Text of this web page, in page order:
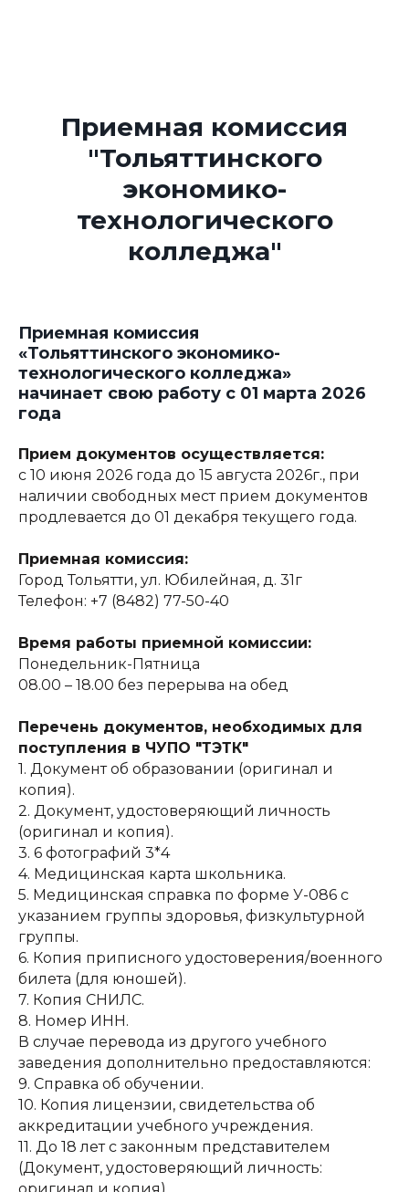
Приемная комиссия
"Тольяттинского
экономико-
технологического
колледжа"
Приемная комиссия
«Тольяттинского экономико-
технологического колледжа»
начинает свою работу с 01 марта 2026
года
Прием документов осуществляется:
с 10 июня 2026 года до 15 августа 2026г., при
наличии свободных мест прием документов
продлевается до 01 декабря текущего года.
Приемная комиссия:
Город Тольятти, ул. Юбилейная, д. 31г
Телефон: +7 (8482) 77-50-40
Время работы приемной комиссии:
Понедельник-Пятница
08.00 – 18.00 без перерыва на обед
Перечень документов, необходимых для
поступления в ЧУПО "ТЭТК"
1. Документ об образовании (оригинал и
копия).
2. Документ, удостоверяющий личность
(оригинал и копия).
3. 6 фотографий 3*4
4. Медицинская карта школьника.
5. Медицинская справка по форме У-086 с
указанием группы здоровья, физкультурной
группы.
6. Копия приписного удостоверения/военного
билета (для юношей).
7. Копия СНИЛС.
8. Номер ИНН.
В случае перевода из другого учебного
заведения дополнительно предоставляются:
9. Справка об обучении.
10. Копия лицензии, свидетельства об
аккредитации учебного учреждения.
11. До 18 лет с законным представителем
(Документ, удостоверяющий личность: